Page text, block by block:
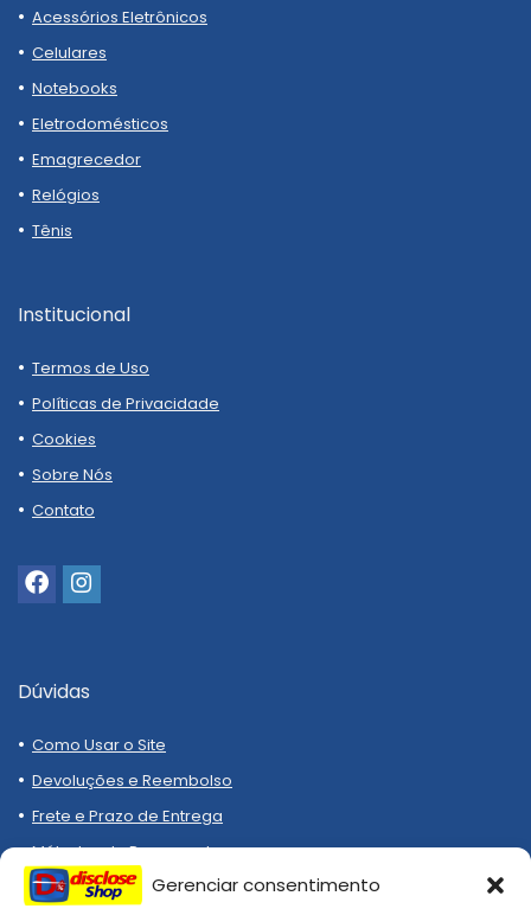
Gerenciar consentimento
Acessórios Eletrônicos
Celulares
Notebooks
Eletrodomésticos
Emagrecedor
Relógios
Tênis
Institucional
Termos de Uso
Políticas de Privacidade
Cookies
Sobre Nós
Contato
Dúvidas
Como Usar o Site
Devoluções e Reembolso
Frete e Prazo de Entrega
Métodos de Pagamento